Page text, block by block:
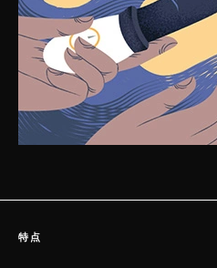
特点